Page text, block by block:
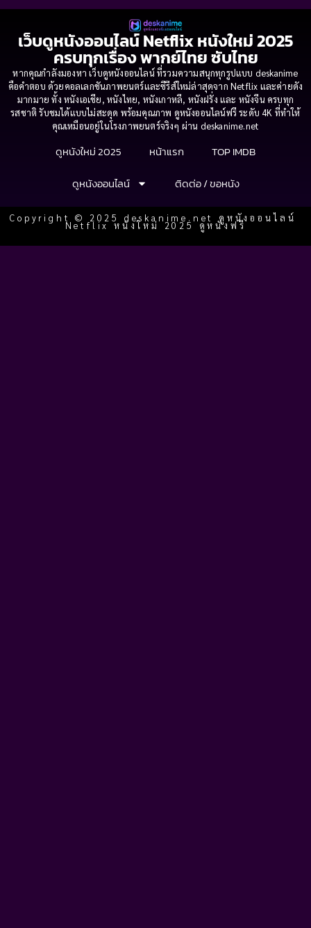
เว็บดูหนังออนไลน์ Netflix หนังใหม่ 2025
ครบทุกเรื่อง พากย์ไทย ซับไทย
หากคุณกำลังมองหา เว็บดูหนังออนไลน์ ที่รวมความสนุกทุกรูปแบบ deskanime
คือคำตอบ ด้วยคอลเลกชันภาพยนตร์และซีรีส์ใหม่ล่าสุดจาก Netflix และค่ายดัง
มากมาย ทั้ง หนังเอเชีย, หนังไทย, หนังเกาหลี, หนังฝรั่ง และ หนังจีน ครบทุก
รสชาติ รับชมได้แบบไม่สะดุด พร้อมคุณภาพ ดูหนังออนไลน์ฟรี ระดับ 4K ที่ทำให้
คุณเหมือนอยู่ในโรงภาพยนตร์จริงๆ ผ่าน deskanime.net
ดูหนังใหม่ 2025 หน้าแรก
TOP IMDB
ดูหนังออนไลน์
ติดต่อ / ขอหนัง
Copyright © 2025 deskanime.net ดูหนังออนไลน์
Netflix หนังใหม่ 2025 ดูหนังฟรี